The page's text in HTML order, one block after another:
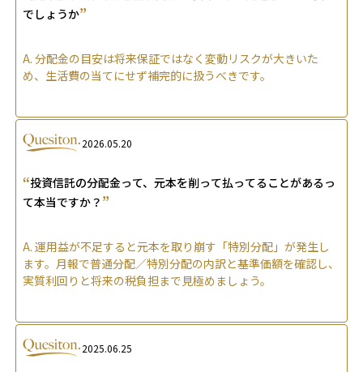
でしょうか”
A. 分配金の目安は将来保証ではなく変動リスクが大きいた
め、生活費の当てにせず補完的に扱うべきです。
2026.05.20
“投資信託の分配金って、元本を削って払ってることがあるっ
て本当ですか？ ”
A. 運用益が不足すると元本を取り崩す「特別分配」が発生し
ます。月報で普通分配／特別分配の内訳と基準価額を確認し、
実質利回りと将来の税負担まで見極めましょう。
2025.06.25